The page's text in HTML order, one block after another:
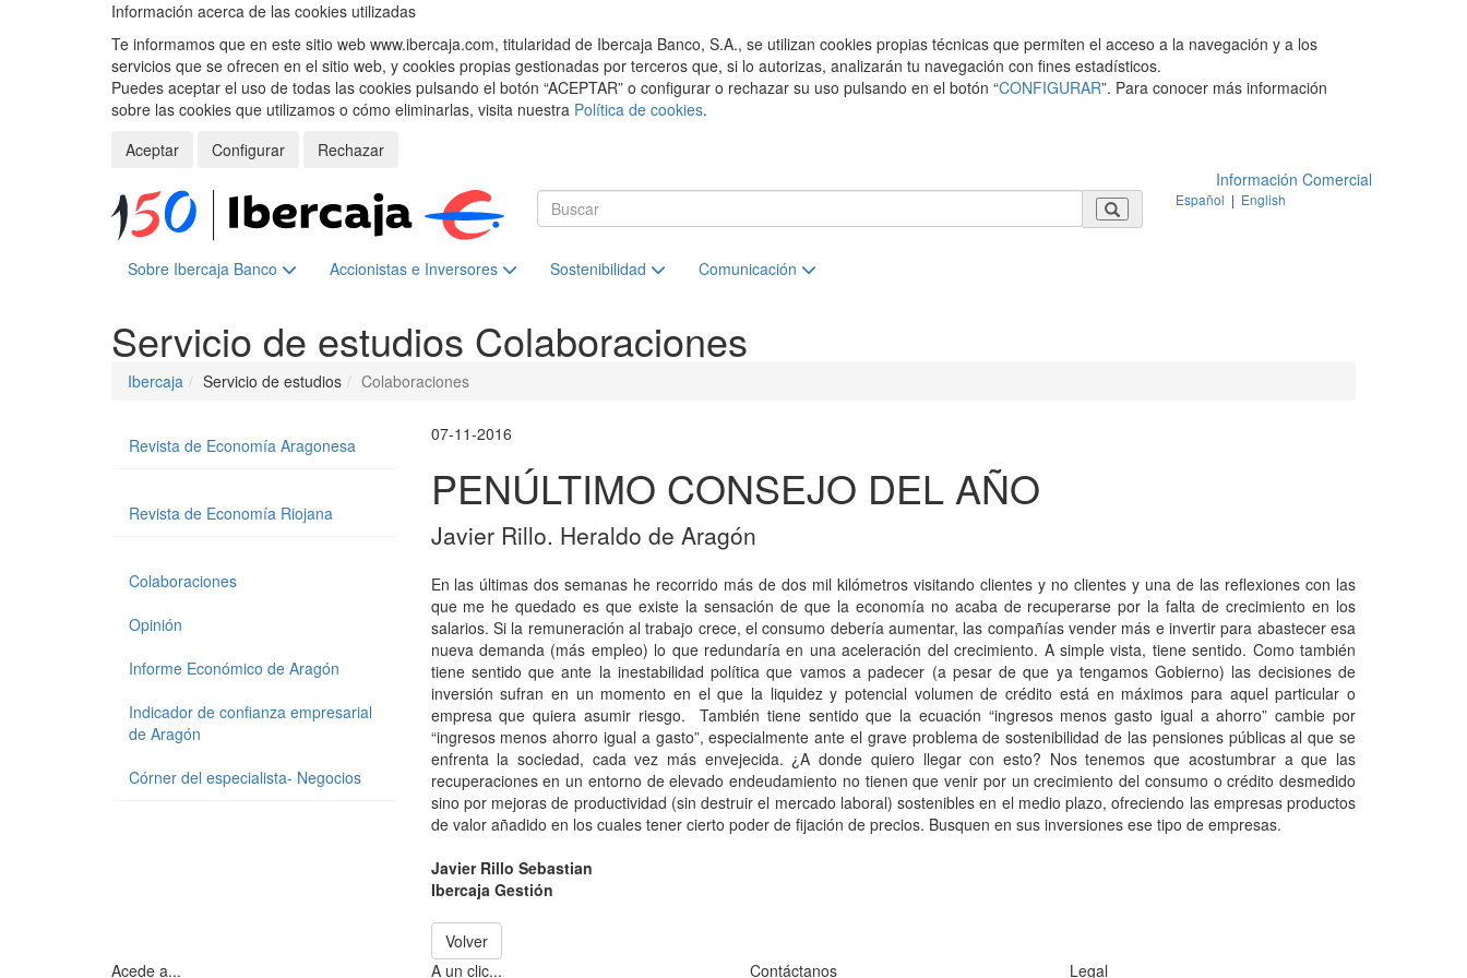
Información acerca de las cookies utilizadas
Te informamos que en este sitio web www.ibercaja.com, titularidad de Ibercaja Banco, S.A., se utilizan cookies propias técnicas que permiten el acceso a la navegación y a los
servicios que se ofrecen en el sitio web, y cookies propias gestionadas por terceros que, si lo autorizas, analizarán tu navegación con fines estadísticos.
Puedes aceptar el uso de todas las cookies pulsando el botón “ACEPTAR” o configurar o rechazar su uso pulsando en el botón “CONFIGURAR”. Para conocer más información
sobre las cookies que utilizamos o cómo eliminarlas, visita nuestra Política de cookies.
Aceptar
Configurar
Rechazar
Información Comercial
Español | English
Sobre Ibercaja Banco Accionistas e Inversores Sostenibilidad Comunicación
Servicio de estudios Colaboraciones
Ibercaja Servicio de estudios Colaboraciones
07-11-2016
PENÚLTIMO CONSEJO DEL AÑO
Javier Rillo. Heraldo de Aragón
En las últimas dos semanas he recorrido más de dos mil kilómetros visitando clientes y no clientes y una de las reflexiones con las
que me he quedado es que existe la sensación de que la economía no acaba de recuperarse por la falta de crecimiento en los
salarios. Si la remuneración al trabajo crece, el consumo debería aumentar, las compañías vender más e invertir para abastecer esa
nueva demanda (más empleo) lo que redundaría en una aceleración del crecimiento. A simple vista, tiene sentido. Como también
tiene sentido que ante la inestabilidad política que vamos a padecer (a pesar de que ya tengamos Gobierno) las decisiones de
inversión sufran en un momento en el que la liquidez y potencial volumen de crédito está en máximos para aquel particular o
empresa que quiera asumir riesgo. También tiene sentido que la ecuación “ingresos menos gasto igual a ahorro” cambie por
“ingresos menos ahorro igual a gasto”, especialmente ante el grave problema de sostenibilidad de las pensiones públicas al que se
enfrenta la sociedad, cada vez más envejecida. ¿A donde quiero llegar con esto? Nos tenemos que acostumbrar a que las
recuperaciones en un entorno de elevado endeudamiento no tienen que venir por un crecimiento del consumo o crédito desmedido
sino por mejoras de productividad (sin destruir el mercado laboral) sostenibles en el medio plazo, ofreciendo las empresas productos
de valor añadido en los cuales tener cierto poder de fijación de precios. Busquen en sus inversiones ese tipo de empresas.
Javier Rillo Sebastian
Ibercaja Gestión
Volver
Revista de Economía Aragonesa
Revista de Economía Riojana
Colaboraciones
Opinión
Informe Económico de Aragón
Indicador de confianza empresarial
de Aragón
Córner del especialista- Negocios
Acede a... A un clic... Contáctanos Legal